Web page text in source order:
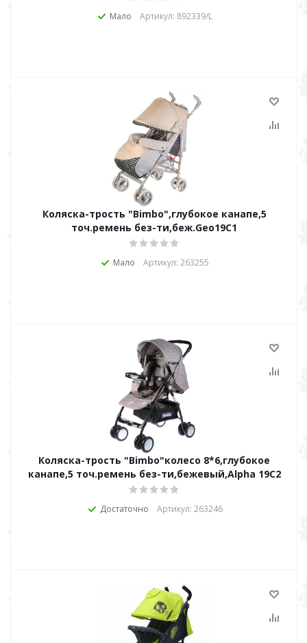
Мало Артикул: 892339/L
Коляска-трость "Bimbo",глубокое канапе,5
точ.ремень без-ти,беж.Geo19C1
Мало Артикул: 263255
Коляска-трость "Bimbo"колесо 8*6,глубокое
канапе,5 точ.ремень без-ти,бежевый,Alpha 19C2
Достаточно Артикул: 263246